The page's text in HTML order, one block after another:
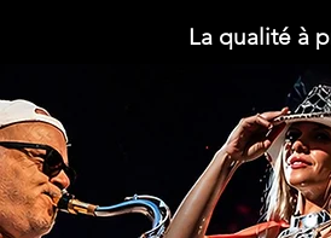
La qualité à